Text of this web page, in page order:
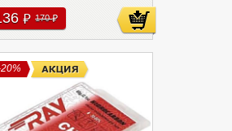
руб 170руб